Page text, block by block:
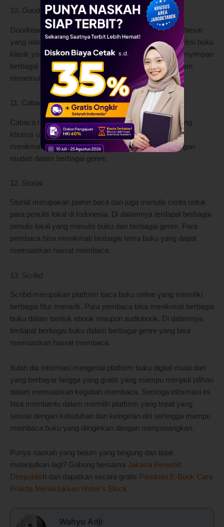
10. Goodreads
Goodreads merupakan suatu komunitas pembaca terbesar
yang ada di dunia. Di dalamnya terdapat berbagai koleksi buku
klasik yang dapat dibaca secara gratis. Aplikasi ini menyimpan
berbagai ulasan buku yang bisa menjadi referensi dalam
menemukan buku sesuai dengan rekomendasi.
11. Cabaca
Cabaca merupakan platform baca novel Indonesia yang
khusus untuk para penulis lokal. Para pembaca bisa
menikmati hasil karya tulis dari para penulis lokal dengan
mudah dalam berbagai genre.
12. Storial
Storial merupakan plafon baca dan juga menulis cerita untuk
para penulis lokal di Indonesia. Di dalamnya terdapat berbagai
penulis lokal yang menulis buku dan berbagai genre. Para
pembaca bisa menikmati berbagai tema buku yang dapat
memuaskan hasrat membaca.
13. Scribd
Scribd merupakan platform baca buku online yang memiliki
berbagai fitur menarik. Para pembaca bisa menikmati berbagai
buku dalam bentuk ebook maupun audiobook. Di dalamnya
terdapat berbagai buku dalam berbagai genre yang bisa
memuaskan hasrat membaca.
Itulah dia informasi mengenai platform buku digital mulai dari
yang berbayar hingga yang gratis yang mampu menjadi pilihan
dalam memuaskan kegiatan membaca. Semoga informasi ini
bisa membantu dalam memilih platform yang tepat yang
sesuai dengan kebutuhan dan keinginan diri sehingga mampu
membaca buku yang diinginkan dengan menyenangkan.
Punya naskah yang belum yang bingung dan tidak
melanjutkan lagi? Gabung bersama Jakarta Penerbit
Deepublis h dan dapatkan secara gratis Panduan E-Book Cara
Praktis Menaklukkan Writer’s Bloc k
Wahyu Adji